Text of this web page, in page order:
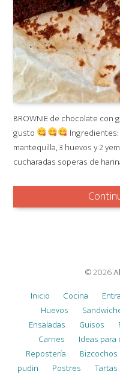
BROWNIE de chocolate con
gusto
mantequilla, 3 huevos y 2
cucharadas soperas de
© 2026
Inicio
Cocina
Huevos
Ensaladas
Guisos
Carnes
Ideas para
Repostería
Bizcochos
pudin
Postres Tartas